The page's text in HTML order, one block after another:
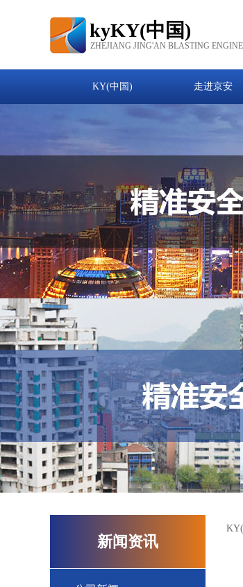
kyKY(中国)
ZHEJIANG JING'AN BLASTING
KY(中国) 走进京安
新闻资讯